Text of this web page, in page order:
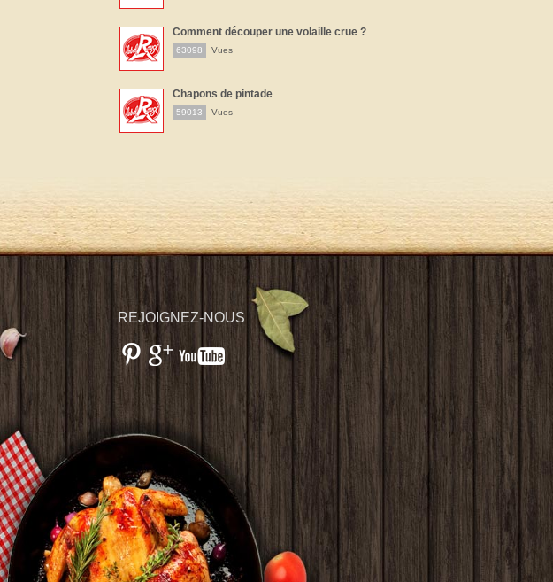
Comment découper une volaille crue ?
63098 Vues
Chapons de pintade
59013 Vues
REJOIGNEZ-NOUS